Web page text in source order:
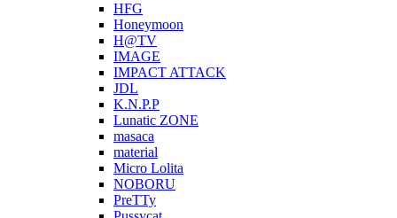
HFG
Honeymoon
H@TV
IMAGE
IMPACT ATTACK
JDL
K.N.P.P
Lunatic ZONE
masaca
material
Micro Lolita
NOBORU
PreTTy